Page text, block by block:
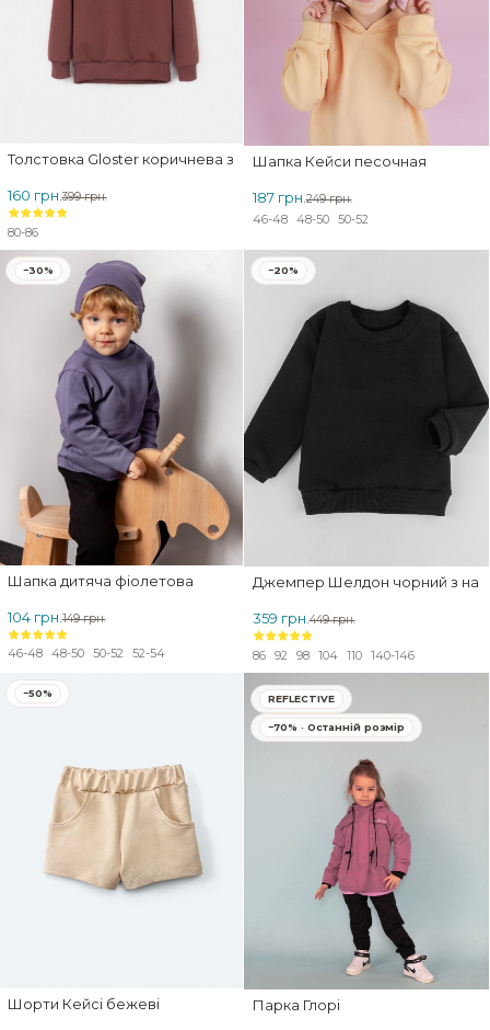
Толстовка Gloster коричнева з начосом
399 грн.
160 грн.
80-86
Шапка Кейси песочная
249 грн.
187 грн.
46-48 48-50 50-52
−30%
Шапка дитяча фіолетова
149 грн.
104 грн.
46-48 48-50 50-52 52-54
−20%
Джемпер Шелдон чорний з
449 грн.
359 грн.
86 92 98 104 110 140-146
−50%
Шорти Кейсі бежеві
−70% · Останній розмір
REFLECTIVE
Парка Глорі